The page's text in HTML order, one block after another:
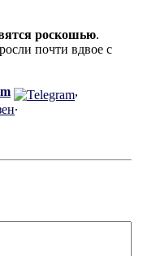
роскошью.
почти вдвое с
,
.